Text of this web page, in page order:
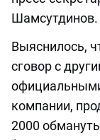
Шамсутдинов.
Выяснилось,
сговор с
компании,
2000